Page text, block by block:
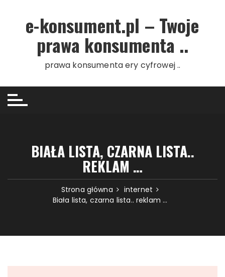
e-konsument.pl – Twoje
prawa konsumenta ..
prawa konsumenta ery cyfrowej ..
BIAŁA LISTA, CZARNA LISTA..
REKLAM …
Strona główna
internet
Biała lista, czarna lista.. reklam …